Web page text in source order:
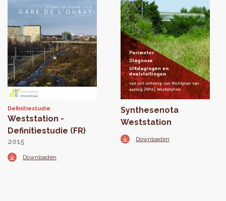
Definitiestudie
Weststation -
Definitiestudie (FR)
2015
Downloaden
Synthesenota
Weststation
Downloaden